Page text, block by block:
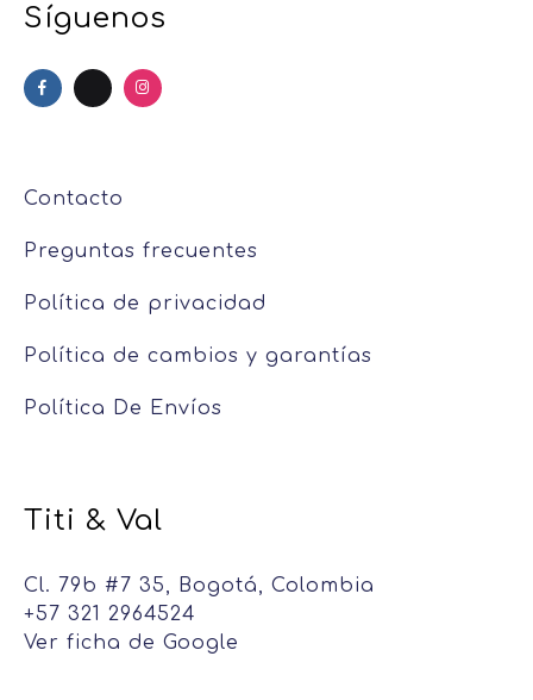
Síguenos
Contacto
Preguntas frecuentes
Política de privacidad
Política de cambios y garantías
Política De Envíos
Titi & Val
Cl. 79b #7 35, Bogotá, Colombia
+57 321 2964524
Ver ficha de Google